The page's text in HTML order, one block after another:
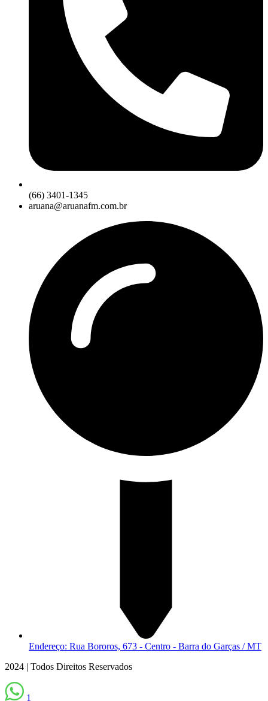
(66) 3401-1345
aruana@aruanafm.com.br
Endereço: Rua Bororos, 673 - Centro - Barra do Garças / MT
2024 | Todos Direitos Reservados
1